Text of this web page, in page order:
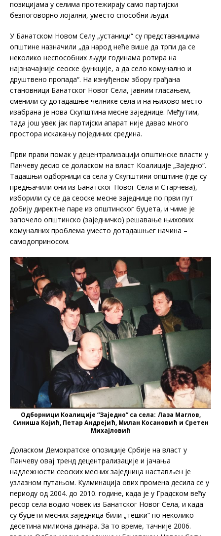
позицијама у селима протежирају само партијски
безпоговорно лојални, уместо способни људи.
У Банатском Новом Селу „устаници“ су представницима
општине назначили „да народ неће више да трпи да се
неколико неспособних људи годинама ротира на
најзначајније сеоске функције, а да село комунално и
друштвено пропада“. На изнуђеном збору грађана
становници Банатског Новог Села, јавним гласањем,
сменили су дотадашње челнике села и на њихово место
изабрана је нова Скупштина месне заједнице. Међутим,
тада још увек јак партијски апарат није давао много
простора искакању појединих средина.
Први прави помак у децентрализацији општинске власти у
Панчеву десио се доласком на власт Коалиције „Заједно“.
Тадашњи одборници са села у Скупштини општине (где су
предњачили они из Банатског Новог Села и Старчева),
изборили су се да сеоске месне заједнице по први пут
добију директне паре из општинског буџета, и чиме је
започело општинско (заједничко) решавање њихових
комуналних проблема уместо дотадашњег начина –
самодоприносом.
Одборници Коалиције “Заједно” са села: Лаза Маглов,
Синиша Којић, Петар Андрејић, Милан Косановић и Сретен
Михајловић
Доласком Демократске опозиције Србије на власт у
Панчеву овај тренд децентрализације и јачања
надлежности сеоских месних заједница настављен је
узлазном путањом. Кулминација ових промена десила се у
периоду од 2004. до 2010. године, када је у Градском већу
ресор села водио човек из Банатског Новог Села, и када
су буџети месних заједница били „тешки“ по неколико
десетина милиона динара. За то време, тачније 2006.